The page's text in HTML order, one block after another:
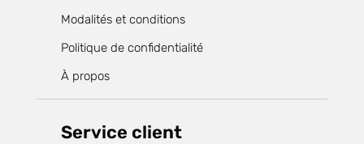
Modalités et conditions
Politique de confidentialité
À propos
Service client